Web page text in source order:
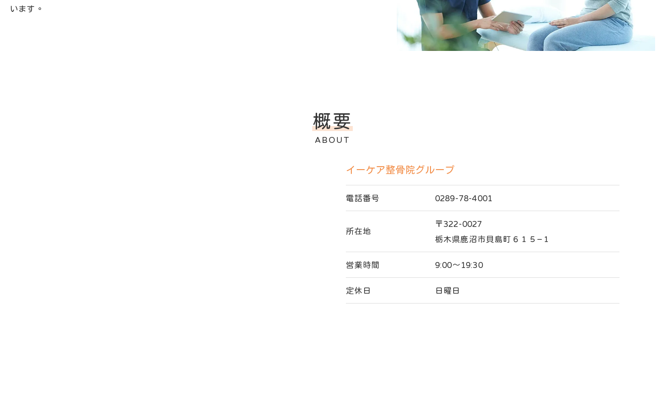
います。
概要
ABOUT
イーケア整骨院グループ
電話番号 0289-78-4001
所在地
〒322-0027
栃木県鹿沼市貝島町６１５−１
営業時間 9:00～19:30
定休日 日曜日